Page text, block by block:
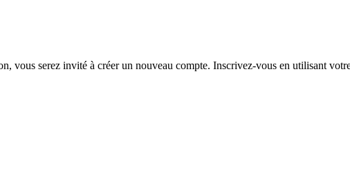
vous serez invité à créer un nouveau compte. Inscrivez-vous en utilisant